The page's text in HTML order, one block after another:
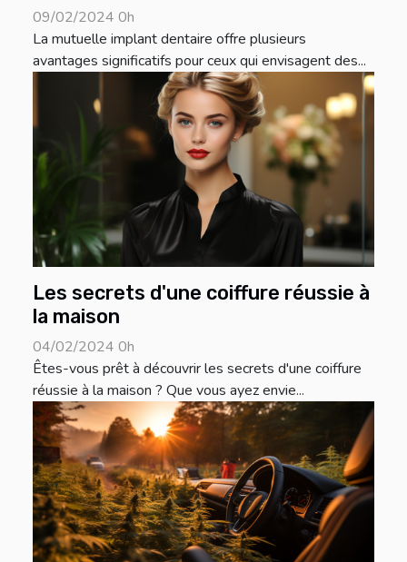
09/02/2024 0h
La mutuelle implant dentaire offre plusieurs
avantages significatifs pour ceux qui envisagent des...
Les secrets d'une coiffure réussie à
la maison
04/02/2024 0h
Êtes-vous prêt à découvrir les secrets d'une coiffure
réussie à la maison ? Que vous ayez envie...